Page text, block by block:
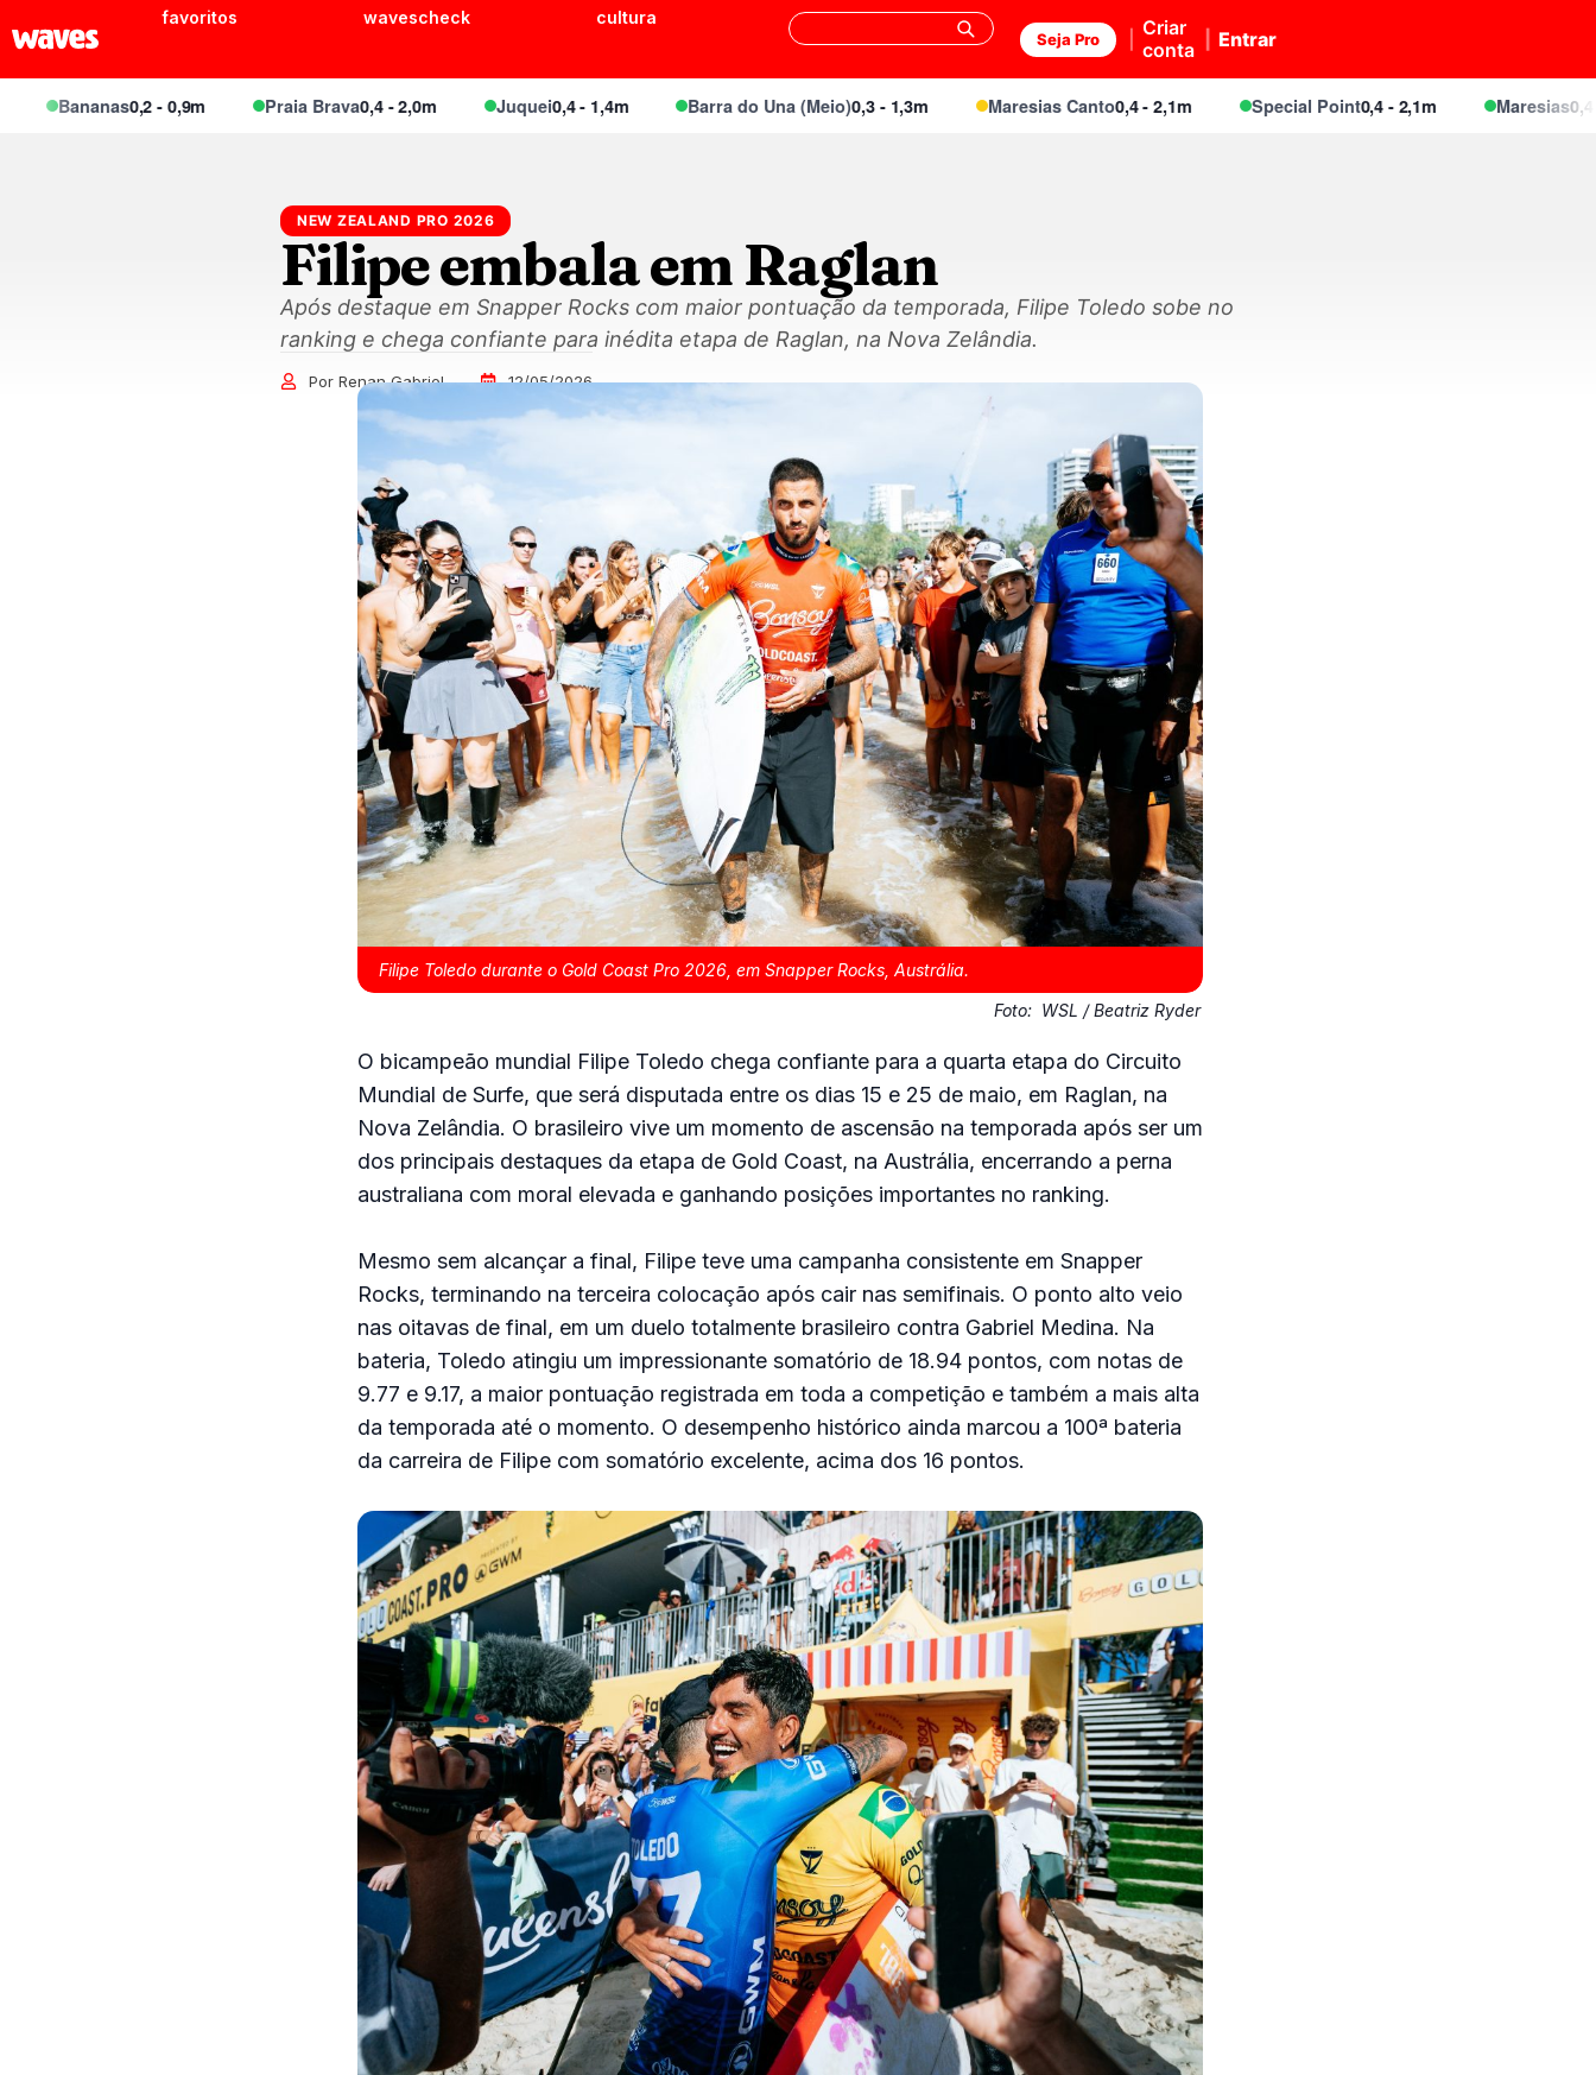
favoritos wavescheck cultura
Seja Pro
Criar
conta
Entrar
Bananas0,2 - 0,9m Praia Brava0,4 - 2,0m Juquei0,4 - 1,4m Barra do Una (Meio)0,3 - 1,3m Maresias Canto0,4 - 2,1m Special Point0,4 - 2,1m Maresias0,4 -
NEW ZEALAND PRO 2026
Filipe embala em Raglan
Após destaque em Snapper Rocks com maior pontuação da temporada, Filipe Toledo sobe no
ranking e chega confiante para inédita etapa de Raglan, na Nova Zelândia.
Por Renan Gabriel 12/05/2026
Filipe Toledo durante o Gold Coast Pro 2026, em Snapper Rocks, Austrália.
Foto: WSL / Beatriz Ryder
O bicampeão mundial Filipe Toledo chega confiante para a quarta etapa do Circuito
Mundial de Surfe, que será disputada entre os dias 15 e 25 de maio, em Raglan, na
Nova Zelândia. O brasileiro vive um momento de ascensão na temporada após ser um
dos principais destaques da etapa de Gold Coast, na Austrália, encerrando a perna
australiana com moral elevada e ganhando posições importantes no ranking.
Mesmo sem alcançar a final, Filipe teve uma campanha consistente em Snapper
Rocks, terminando na terceira colocação após cair nas semifinais. O ponto alto veio
nas oitavas de final, em um duelo totalmente brasileiro contra Gabriel Medina. Na
bateria, Toledo atingiu um impressionante somatório de 18.94 pontos, com notas de
9.77 e 9.17, a maior pontuação registrada em toda a competição e também a mais alta
da temporada até o momento. O desempenho histórico ainda marcou a 100ª bateria
da carreira de Filipe com somatório excelente, acima dos 16 pontos.